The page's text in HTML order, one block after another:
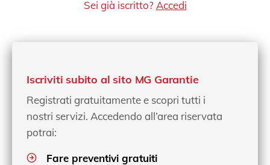
Sei già iscritto? Accedi
Iscriviti subito al sito MG Garantie
Registrati gratuitamente e scopri tutti i
nostri servizi. Accedendo all’area riservata
potrai:
Fare preventivi gratuiti